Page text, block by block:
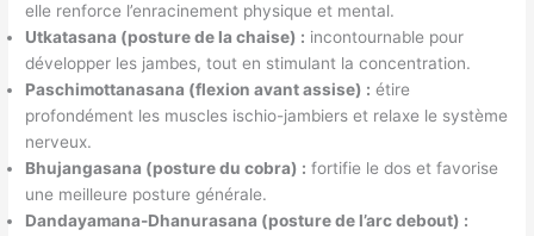
elle renforce l’enracinement physique et mental.
Utkatasana (posture de la chaise) : incontournable pour
développer les jambes, tout en stimulant la concentration.
Paschimottanasana (flexion avant assise) : étire
profondément les muscles ischio-jambiers et relaxe le système
nerveux.
Bhujangasana (posture du cobra) : fortifie le dos et favorise
une meilleure posture générale.
Dandayamana-Dhanurasana (posture de l’arc debout) :